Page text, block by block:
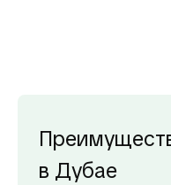
в Дубае